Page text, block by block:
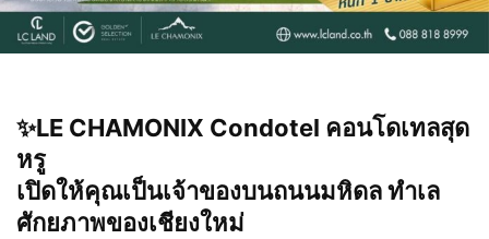
✨LE CHAMONIX Condotel คอนโดเทลสุด
หรู
เปิดให้คุณเป็นเจ้าของบนถนนมหิดล ทำเล
ศักยภาพของเชียงใหม่